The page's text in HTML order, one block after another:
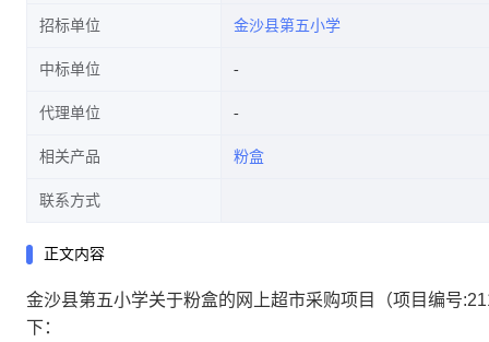
招标单位 金沙县第五小学
中标单位
代理单位
相关产品 粉盒
联系方式
正文内容
金沙县第五小学关于粉盒的网上超市采购项目 （项目编号:
下：